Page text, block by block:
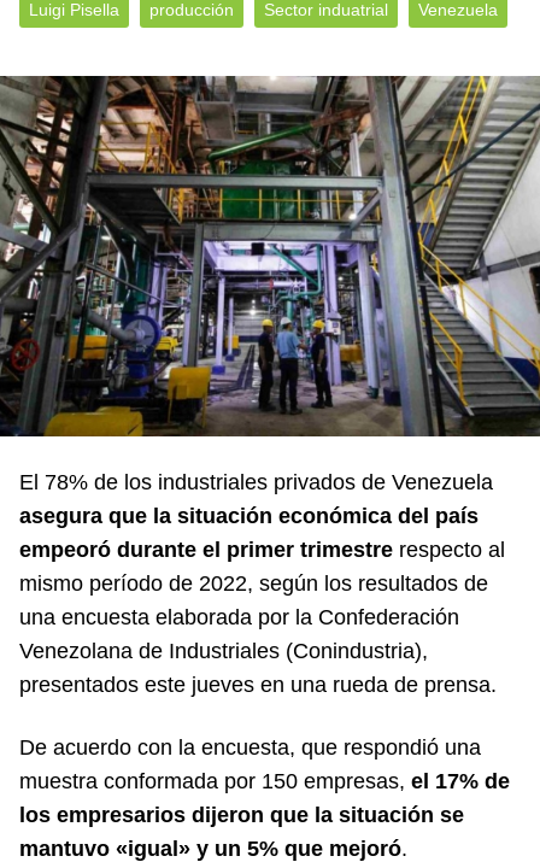
Luigi Pisella producción Sector induatrial Venezuela
El 78% de los industriales privados de Venezuela
asegura que la situación económica del país
empeoró durante el primer trimestre respecto al
mismo período de 2022, según los resultados de
una encuesta elaborada por la Confederación
Venezolana de Industriales (Conindustria),
presentados este jueves en una rueda de prensa.
De acuerdo con la encuesta, que respondió una
muestra conformada por 150 empresas, el 17% de
los empresarios dijeron que la situación se
mantuvo «igual» y un 5% que mejoró.